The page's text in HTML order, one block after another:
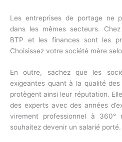
Les entreprises de portage ne
dans les mêmes secteurs.
BTP et les finances sont les
Choisissez votre société mère
En outre, sachez que les
exigeantes quant à la qualité des
protègent ainsi leur réputation.
des experts avec des années
virement professionnel à 360°
souhaitez devenir un salarié porté.